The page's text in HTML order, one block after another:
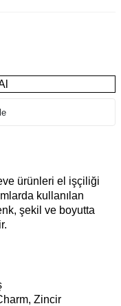
ürünleri el işçiliği
kullanılan
şekil ve boyutta
Zincir